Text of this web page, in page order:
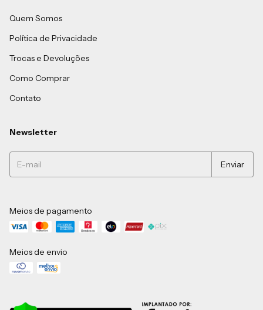
Quem Somos
Política de Privacidade
Trocas e Devoluções
Como Comprar
Contato
Newsletter
Meios de pagamento
Meios de envio